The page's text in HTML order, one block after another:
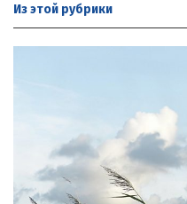
Из этой рубрики